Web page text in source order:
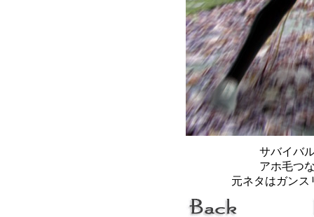
サバイバ
アホ毛つ
元ネタはガンス